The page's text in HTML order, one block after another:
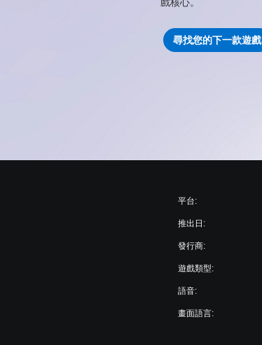
尋找您的下一款遊戲
平台:
推出日:
發行商:
遊戲類型:
語音:
畫面語言: